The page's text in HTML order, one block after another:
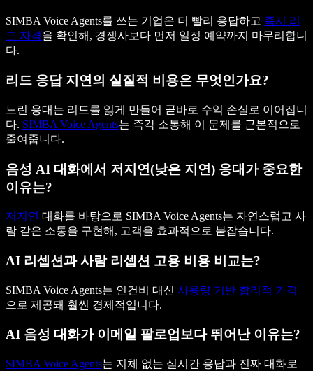
SIMBA Voice Agents를 쓰는 기업은 더 빨리 응답하고 즉시 리
드 자격을 확인해, 경쟁사보다 먼저 일정 예약까지 마무리합니
다.
리드 응답 지연의 실질적 비용은 무엇인가요?
느린 응대는 리드를 잃게 만들어 곧바로 수익 손실로 이어집니
다. SIMBA Voice Agents는 즉각 소통해 이 문제를 근본적으로
줄여줍니다.
음성 AI 대화에서 저지연(낮은 지연) 응대가 중요한
이유는?
저지연 대화를 바탕으로 SIMBA Voice Agents는 자연스럽고 사
람 같은 소통을 구현해, 고객을 효과적으로 붙잡습니다.
AI 리셉션과 사람 리셉션 고용 비용 비교는?
SIMBA Voice Agents는 인건비 대신 사용량 기반 합리적 가격
으로 제공돼 훨씬 경제적입니다.
AI 음성 대화가 이메일 팔로업보다 뛰어난 이유는?
SIMBA Voice Agents는 지체 없는 실시간 응답과 진짜 대화로